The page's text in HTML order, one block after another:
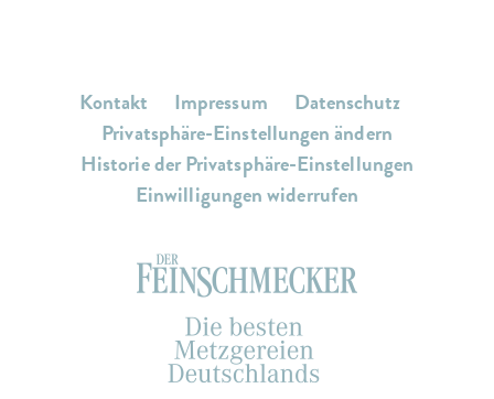
Kontakt Impressum
Datenschutz
Privatsphäre-Einstellungen ändern
Historie der Privatsphäre-Einstellungen
Einwilligungen widerrufen